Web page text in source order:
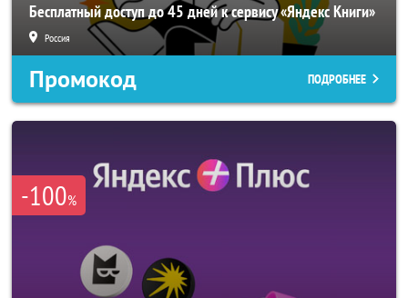
Бесплатный доступ до 45 дней к сервису «Яндекс Книги»
Россия
Промокод ПОДРОБНЕЕ
-100%